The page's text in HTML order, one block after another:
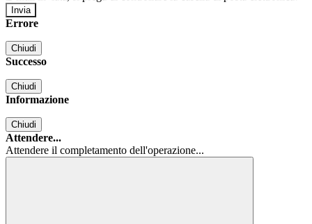
Errore
Chiudi
Successo
Chiudi
Informazione
Chiudi
Attendere...
Attendere il completamento dell'operazione...